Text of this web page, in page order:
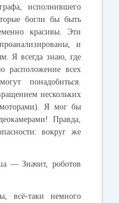
, исполнившего
богли бы быть
красивы. Эти
проанализированы, и
. Я всегда знаю
где
расположение всех
могут понадобиться.
нескольких
). Я мог бы
! Правда,
:вокруг же
—Значит, роботов
, всё-таки
немного